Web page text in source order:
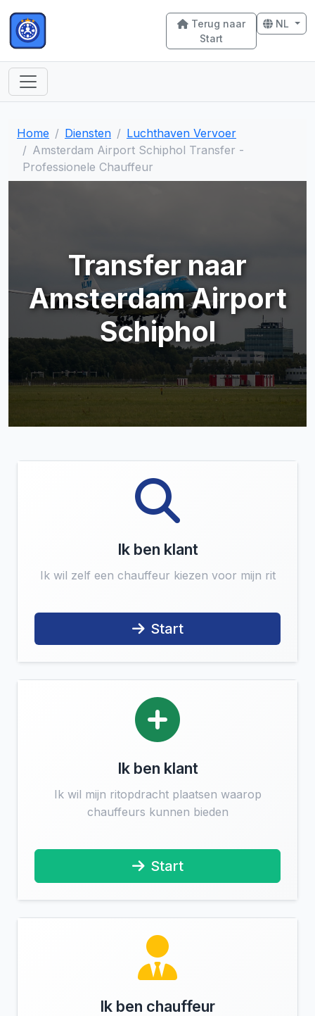
Terug naar
Start
NL
Home Diensten
Luchthaven Vervoer
Amsterdam Airport Schiphol Transfer -
Professionele Chauffeur
Transfer naar
Amsterdam Airport
Schiphol
Ik ben klant
Ik wil zelf een chauffeur kiezen voor mijn rit
Start
Ik ben klant
Ik wil mijn ritopdracht plaatsen waarop
chauffeurs kunnen bieden
Start
Ik ben chauffeur